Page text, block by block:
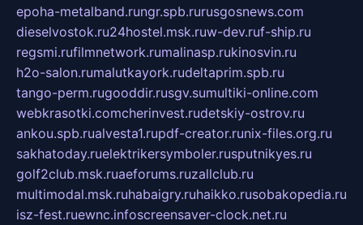
epoha-metalband.rungr.spb.rurusgosnews.com
dieselvostok.ru24hostel.msk.ruw-dev.ruf-ship.ru
regsmi.rufilmnetwork.rumalinasp.rukinosvin.ru
h2o-salon.rumalutkayork.rudeltaprim.spb.ru
tango-perm.rugooddir.rusgv.sumultiki-online.com
webkrasotki.comcherinvest.rudetskiy-ostrov.ru
ankou.spb.rualvesta1.rupdf-creator.runix-files.org.ru
sakhatoday.ruelektrikersymboler.rusputnikyes.ru
golf2club.msk.ruaeforums.ruzallclub.ru
multimodal.msk.ruhabaigry.ruhaikko.rusobakopedia.ru
isz-fest.ruewnc.infoscreensaver-clock.net.ru